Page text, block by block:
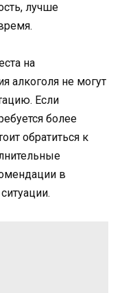
лучше
на
алкоголя не могут
Если
более
обратиться к
в